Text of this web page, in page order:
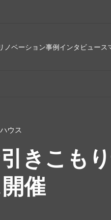
ノベーション事例インタビュース
ウス
引きこ
催